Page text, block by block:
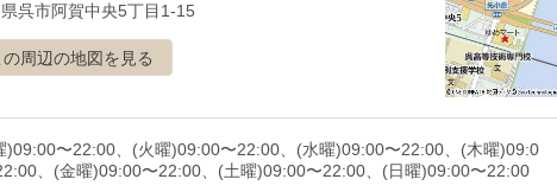
呉市阿賀中央5丁目1-15
の周辺の地図を見る
)09:00〜22:00、(火曜)09:00〜22:00、(水曜)09:00〜22:00、(木曜)09:0
、(金曜)09:00〜22:00、(土曜)09:00〜22:00、(日曜)09:00〜22:00